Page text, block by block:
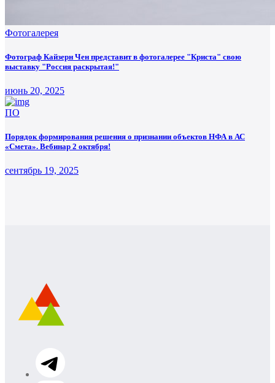
Фотогалерея
Фотограф Кайзерн Чен представит в фотогалерее "Криста" свою
выставку "Россия раскрытая!"
июнь 20, 2025
ПО
Порядок формирования решения о признании объектов НФА в АС
«Смета». Вебинар 2 октября!
сентябрь 19, 2025